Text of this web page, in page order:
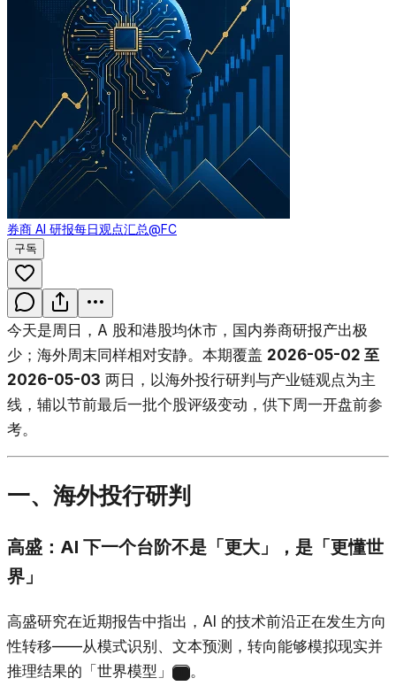
券商 AI 研报每日观点汇总@FC
구독
今天是周日，A 股和港股均休市，国内券商研报产出极
少；海外周末同样相对安静。本期覆盖 2026-05-02 至
2026-05-03 两日，以海外投行研判与产业链观点为主
线，辅以节前最后一批个股评级变动，供下周一开盘前参
考。
一、海外投行研判
高盛：AI 下一个台阶不是「更大」，是「更懂世
界」
高盛研究在近期报告中指出，AI 的技术前沿正在发生方向
性转移——从模式识别、文本预测，转向能够模拟现实并
推理结果的「世界模型」
。